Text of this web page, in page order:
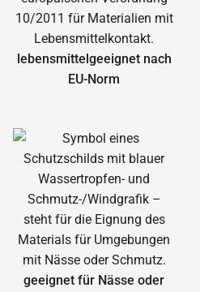
lebensmittelgeeignet nach
EU-Norm
geeignet für Nässe oder